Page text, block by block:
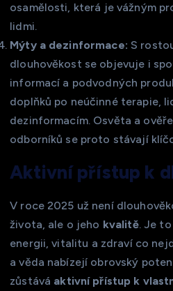
osamělosti, která je vážným
lidmi.
Mýty a dezinformace: S
dlouhověkost se objevuje i
informací a podvodných
doplňků po neúčinné terapie,
dezinformacím. Osvěta a
odborníků se proto stávají
Aktivní přístup k
V roce 2025 už není
života, ale o jeho kvalitě. Je
energii, vitalitu a zdraví co
a věda nabízejí obrovský
zůstává aktivní přístup k